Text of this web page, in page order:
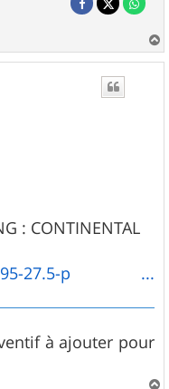
a
: CONTINENTAL
40595-27.5-p ...
à ajouter pour